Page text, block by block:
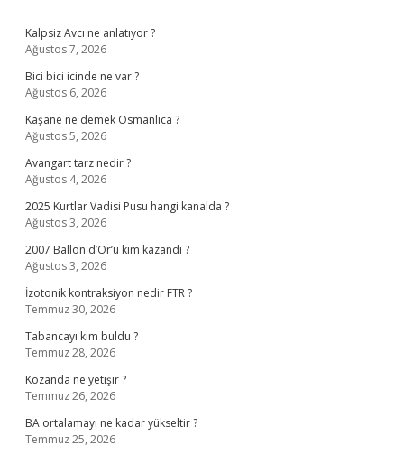
Kalpsiz Avcı ne anlatıyor ?
Ağustos 7, 2026
Bici bici icinde ne var ?
Ağustos 6, 2026
Kaşane ne demek Osmanlıca ?
Ağustos 5, 2026
Avangart tarz nedir ?
Ağustos 4, 2026
2025 Kurtlar Vadisi Pusu hangi kanalda ?
Ağustos 3, 2026
2007 Ballon d’Or’u kim kazandı ?
Ağustos 3, 2026
İzotonik kontraksiyon nedir FTR ?
Temmuz 30, 2026
Tabancayı kim buldu ?
Temmuz 28, 2026
Kozanda ne yetişir ?
Temmuz 26, 2026
BA ortalamayı ne kadar yükseltir ?
Temmuz 25, 2026